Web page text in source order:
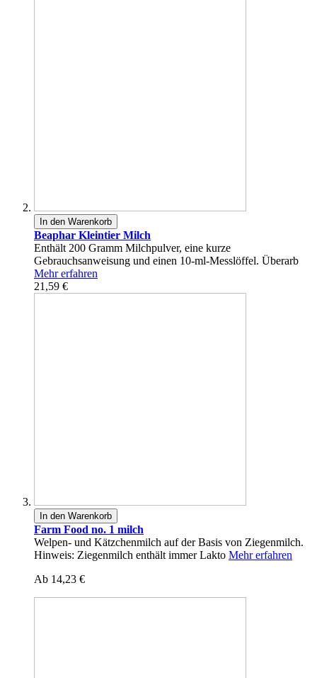
In den Warenkorb
Beaphar Kleintier Milch
Enthält 200 Gramm Milchpulver, eine kurze
Gebrauchsanweisung und einen 10-ml-Messlöffel. Überarb
Mehr erfahren
21,59 €
In den Warenkorb
Farm Food no. 1 milch
Welpen- und Kätzchenmilch auf der Basis von Ziegenmilch.
Hinweis: Ziegenmilch enthält immer Lakto Mehr erfahren
Ab 14,23 €